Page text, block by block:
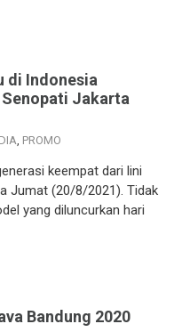
di Indonesia
Senopati Jakarta
, PROMO
keempat dari lini
Jumat (20/8/2021). Tidak
yang diluncurkan hari
Bandung 2020